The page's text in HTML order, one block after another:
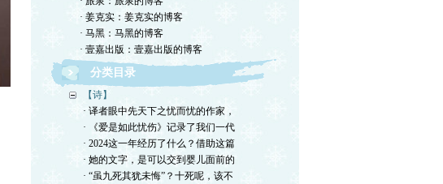
· 姜克实：姜克实的博客
· 马黑：马黑的博客
· 壹嘉出版：壹嘉出版的博客
分类目录
【诗】
· 译者眼中先天下之忧而忧的作家，
· 《爱是如此忧伤》记录了我们一代
· 2024这一年经历了什么？借助这篇
· 她的文字，是可以交到婴儿面前的
· “虽九死其犹未悔”？十死呢，该不